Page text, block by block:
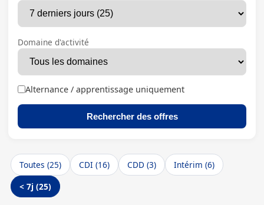
Domaine d'activité
Alternance / apprentissage uniquement
Rechercher des offres
Toutes (25) CDI (16) CDD (3)
Intérim (6)
< 7j (25)